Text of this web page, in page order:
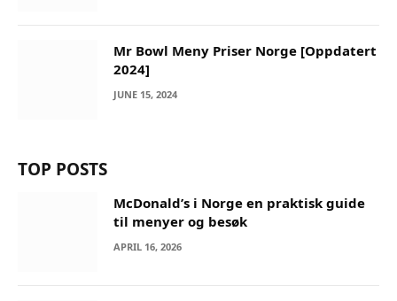
Mr Bowl Meny Priser Norge [Oppdatert
2024]
JUNE 15, 2024
TOP POSTS
McDonald’s i Norge en praktisk guide
til menyer og besøk
APRIL 16, 2026